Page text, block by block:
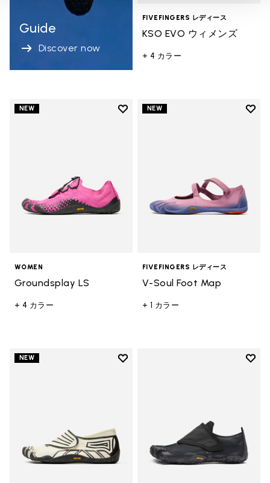
Guide
Discover now
FIVEFINGERS レディース
KSO EVO ウィメンズ
+ 4 カラー
NEW
Add to wishlist
WOMEN
Groundsplay LS
+ 4 カラー
NEW
Add
FIVEFINGERS レディース
V-Soul Foot Map
+ 1 カラー
NEW
Add to wishlist
Add